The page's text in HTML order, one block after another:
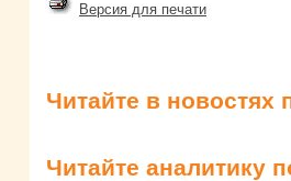
Версия для печати
Читайте в новостях
Читайте аналитику